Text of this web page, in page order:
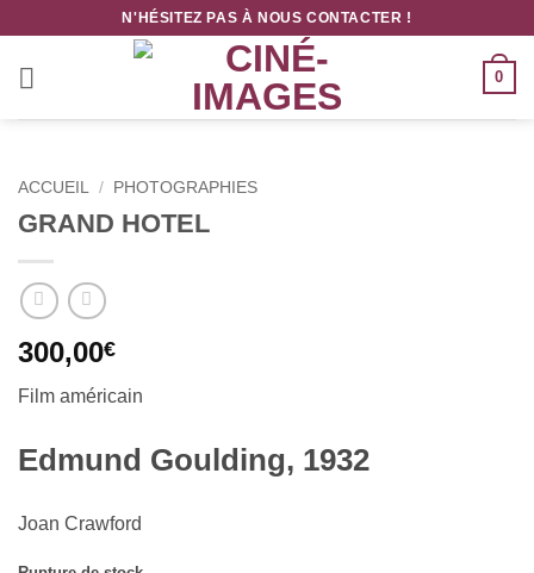
contenu
N'HÉSITEZ PAS À NOUS CONTACTER !
0
ACCUEIL / PHOTOGRAPHIES
GRAND HOTEL
300,00€
Fi lm américain
Edmund Goulding, 1932
Joan Crawford